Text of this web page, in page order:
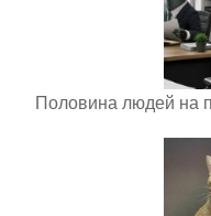
Половина людей на